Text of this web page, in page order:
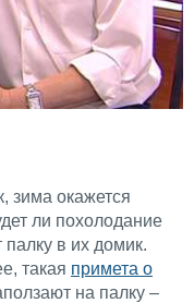
зима окажется
ли похолодание
палку в их домик.
такая примета о
на палку –